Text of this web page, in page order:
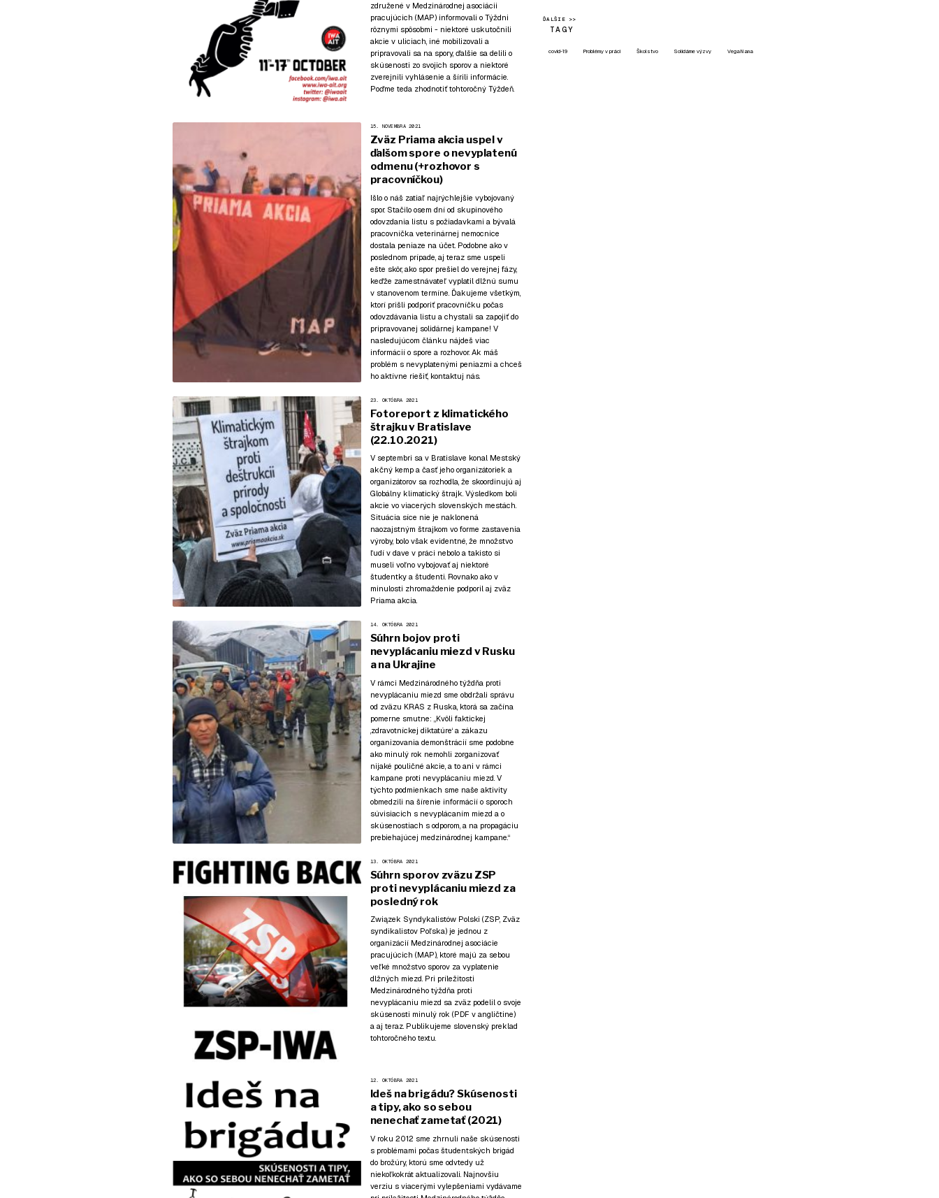
združené v Medzinárodnej asociácii
pracujúcich (MAP) informovali o Týždni
rôznymi spôsobmi - niektoré uskutočnili
akcie v uliciach, iné mobilizovali a
pripravovali sa na spory, ďalšie sa delili o
skúsenosti zo svojich sporov a niektoré
zverejnili vyhlásenie a šírili informácie.
Poďme teda zhodnotiť tohtoročný Týždeň.
15. NOVEMBRA 2021
Zväz Priama akcia uspel v
ďalšom spore o nevyplatenú
odmenu (+rozhovor s
pracovníčkou)
Išlo o náš zatiaľ najrýchlejšie vybojovaný
spor. Stačilo osem dní od skupinového
odovzdania listu s požiadavkami a bývalá
pracovníčka veterinárnej nemocnice
dostala peniaze na účet. Podobne ako v
poslednom prípade , aj teraz sme uspeli
ešte skôr, ako spor prešiel do verejnej fázy,
keďže zamestnávateľ vyplatil dlžnú sumu
v stanovenom termíne. Ďakujeme všetkým,
ktorí prišli podporiť pracovníčku počas
odovzdávania listu a chystali sa zapojiť do
pripravovanej solidárnej kampane! V
nasledujúcom článku nájdeš viac
informácií o spore a rozhovor. Ak máš
problém s nevyplatenými peniazmi a chceš
ho aktívne riešiť, kontaktuj nás.
23. OKTÓBRA 2021
Fotoreport z klimatického
štrajku v Bratislave
(22.10.2021)
V septembri sa v Bratislave konal Mestský
akčný kemp a časť jeho organizátoriek a
organizátorov sa rozhodla, že skoordinujú aj
Globálny klimatický štrajk. Výsledkom boli
akcie vo viacerých slovenských mestách.
Situácia síce nie je naklonená
naozajstným štrajkom vo forme zastavenia
výroby, bolo však evidentné, že množstvo
ľudí v dave v práci nebolo a takisto si
museli voľno vybojovať aj niektoré
študentky a študenti. Rovnako ako v
minulosti zhromaždenie podporil aj zväz
Priama akcia.
14. OKTÓBRA 2021
Súhrn bojov proti
nevyplácaniu miezd v Rusku
a na Ukrajine
V rámci Medzinárodného týždňa proti
nevyplácaniu miezd sme obdržali správu
od zväzu KRAS z Ruska, ktorá sa začína
pomerne smutne: „Kvôli faktickej
‚zdravotníckej diktatúre‘ a zákazu
organizovania demonštrácií sme podobne
ako minulý rok nemohli zorganizovať
nijaké pouličné akcie, a to ani v rámci
kampane proti nevyplácaniu miezd. V
týchto podmienkach sme naše aktivity
obmedzili na šírenie informácií o sporoch
súvisiacich s nevyplácaním miezd a o
skúsenostiach s odporom, a na propagáciu
prebiehajúcej medzinárodnej kampane.“
13. OKTÓBRA 2021
Súhrn sporov zväzu ZSP
proti nevyplácaniu miezd za
posledný rok
Związek Syndykalistów Polski (ZSP, Zväz
syndikalistov Poľska) je jednou z
organizácií Medzinárodnej asociácie
pracujúcich (MAP), ktoré majú za sebou
veľké množstvo sporov za vyplatenie
dlžných miezd. Pri príležitosti
Medzinárodného týždňa proti
nevyplácaniu miezd sa zväz podelil o svoje
skúsenosti minulý rok (PDF v angličtine)
a aj teraz. Publikujeme slovenský preklad
tohtoročného textu.
12. OKTÓBRA 2021
Ideš na brigádu? Skúsenosti
a tipy, ako so sebou
nenechať zametať (2021)
V roku 2012 sme zhrnuli naše skúsenosti
s problémami počas študentských brigád
do brožúry, ktorú sme odvtedy už
niekoľkokrát aktualizovali. Najnovšiu
verziu s viacerými vylepšeniami vydávame
ĎALŠIE >>
TAGY
covid-19 Problémy v práci Školstvo Solidárne výzvy VegaNana